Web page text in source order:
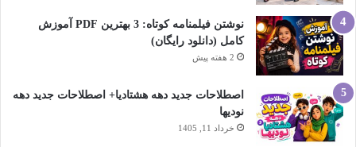
نوشتن فیلمنامه کوتاه: 3 بهترین PDF آموزش
کامل (دانلود رایگان)
2 هفته پیش
اصطلاحات جدید دهه هشتادیا+ اصطلاحات جدید دهه
نودیها
خرداد 11, 1405